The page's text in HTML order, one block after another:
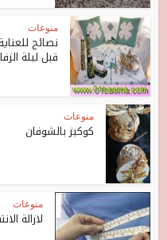
منوعات
نصائح
قبل ليلة
منوعات
كوكيز بالشوفان
منوعات
لازالة